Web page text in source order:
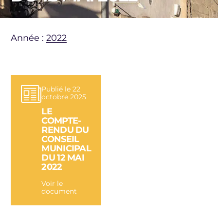
Année :2022
Publié le 22
octobre 2025
LE
COMPTE-
RENDU DU
CONSEIL
MUNICIPAL
DU 12 MAI
2022
Voir le
document